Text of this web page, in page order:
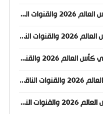
موعد مباراة فرنسا والسنغال في كأس العالم 2026 والقنوات الناقلة
موعد مباراة إيران ونيوزيلندا في كأس العالم 2026 والقنوات الناقلة
موعد مباراة السعودية وأوروغواي في كأس العالم 2026 والقنوات الناقلة
موعد مباراة بلجيكا ومصر في كأس العالم 2026 والقنوات الناقلة
موعد مباراة السويد وتونس في كأس العالم 2026 والقنوات الناقلة